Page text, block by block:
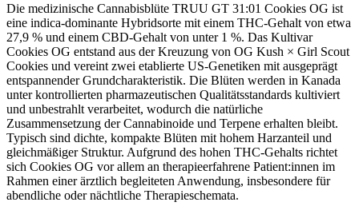
Die medizinische Cannabisblüte TRUU GT 31:01 Cookies OG ist
eine indica-dominante Hybridsorte mit einem THC-Gehalt von etwa
27,9 % und einem CBD-Gehalt von unter 1 %. Das Kultivar
Cookies OG entstand aus der Kreuzung von OG Kush × Girl Scout
Cookies und vereint zwei etablierte US-Genetiken mit ausgeprägt
entspannender Grundcharakteristik. Die Blüten werden in Kanada
unter kontrollierten pharmazeutischen Qualitätsstandards kultiviert
und unbestrahlt verarbeitet, wodurch die natürliche
Zusammensetzung der Cannabinoide und Terpene erhalten bleibt.
Typisch sind dichte, kompakte Blüten mit hohem Harzanteil und
gleichmäßiger Struktur. Aufgrund des hohen THC-Gehalts richtet
sich Cookies OG vor allem an therapieerfahrene Patient:innen im
Rahmen einer ärztlich begleiteten Anwendung, insbesondere für
abendliche oder nächtliche Therapieschemata.